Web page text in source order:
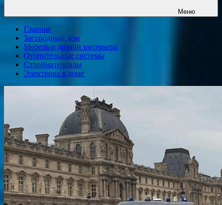
Меню
Главная
Загородный дом
Мебель и дизайн интерьера
Отопительные системы
Стройматериалы
Электрика в доме